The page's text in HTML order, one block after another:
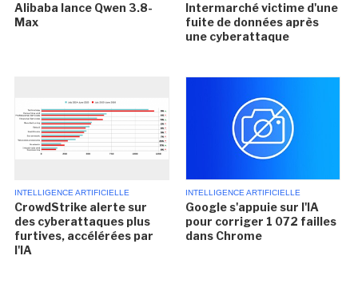
Alibaba lance Qwen 3.8-
Max
Intermarché victime d'une
fuite de données après
une cyberattaque
INTELLIGENCE ARTIFICIELLE
CrowdStrike alerte sur
des cyberattaques plus
furtives, accélérées par
l'IA
INTELLIGENCE ARTIFICIELLE
Google s'appuie sur l'IA
pour corriger 1 072 failles
dans Chrome